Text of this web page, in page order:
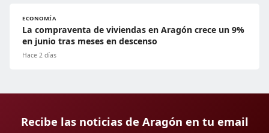
ECONOMÍA
La compraventa de viviendas en Aragón crece un 9%
en junio tras meses en descenso
Hace 2 días
Recibe las noticias de Aragón en tu email